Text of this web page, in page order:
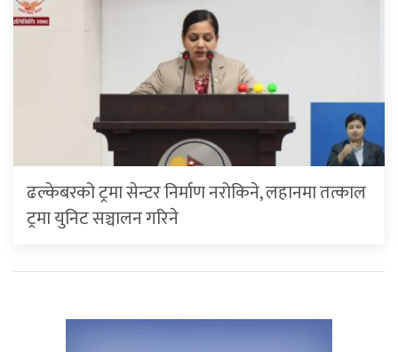
ढल्केबरको ट्रमा सेन्टर निर्माण नरोकिने, लहानमा तत्काल
ट्रमा युनिट सञ्चालन गरिने